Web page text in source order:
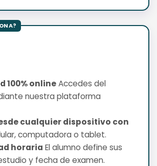
100% onlineAccedes del
nuestra plataforma
cualquier dispositivo con
computadora o tablet.
horaria El alumno define sus
y fecha de examen.